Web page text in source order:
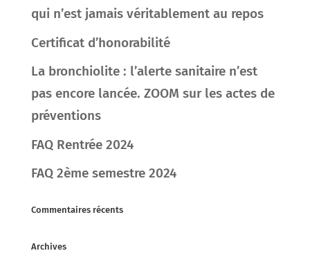
qui n’est jamais véritablement au repos
Certificat d’honorabilité
La bronchiolite : l’alerte sanitaire n’est
pas encore lancée. ZOOM sur les actes de
préventions
FAQ Rentrée 2024
FAQ 2ème semestre 2024
Commentaires récents
Archives